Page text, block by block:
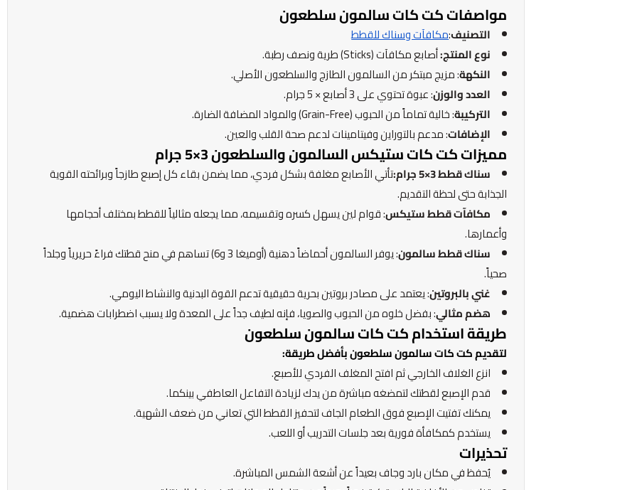
مواصفات كت كات سالمون سلطعون
التصنيف:مكافآت وسناك للقطط
نوع المنتج:أصابع مكافآت (Sticks) طرية ونصف رطبة.
النكهة: مزيج مبتكر من السالمون الطازج والسلطعون الأصلي.
العدد والوزن: عبوة تحتوي على 3 أصابع × 5 جرام.
التركيبة: خالية تماماً من الحبوب (Grain-Free) والمواد المضافة الضارة.
الإضافات: مدعم بالتوراين وفيتامينات لدعم صحة القلب والعين.
مميزات كت كات ستيكس السالمون والسلطعون 3×5 جرام
سناك قطط 3×5 جرام:
تأتي الأصابع مغلفة بشكل فردي، مما يضمن بقاء كل إصبع طازجاً وبرائحته القوية
الجذابة حتى لحظة التقديم.
مكافآت قطط ستيكس: قوام لين يسهل كسره وتقسيمه، مما يجعله مثالياً للقطط بمختلف أحجامها
وأعمارها.
سناك قطط سالمون
: يوفر السالمون أحماضاً دهنية (أوميغا 3 و6) تساهم في منح قطتك فراءً حريرياً وجلداً
صحياً.
غني بالبروتين: يعتمد على مصادر بروتين بحرية حقيقية تدعم القوة البدنية والنشاط اليومي.
هضم مثالي: بفضل خلوه من الحبوب والصويا، فإنه لطيف جداً على المعدة ولا يسبب اضطرابات هضمية.
طريقة استخدام كت كات سالمون سلطعون
لتقديم كت كات سالمون سلطعون بأفضل طريقة:
انزع الغلاف الخارجي ثم افتح المغلف الفردي للأصبع.
قدم الإصبع لقطتك لتمضغه مباشرة من يدك لزيادة التفاعل العاطفي بينكما.
يمكنك تفتيت الإصبع فوق الطعام الجاف لتحفيز القطط التي تعاني من ضعف الشهية.
يستخدم كمكافأة فورية بعد جلسات التدريب أو اللعب.
تحذيرات
يُحفظ في مكان بارد وجاف بعيداً عن أشعة الشمس المباشرة.